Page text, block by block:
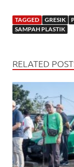
TAGGED GRESIK
SAMPAH PLASTIK
RELATED